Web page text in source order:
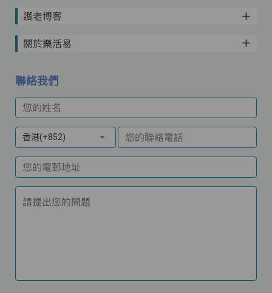
護老博客
關於樂活易
聯絡我們
您的姓名
香港(+852) 您的聯絡電話
您的電郵地址
請提出您的問題